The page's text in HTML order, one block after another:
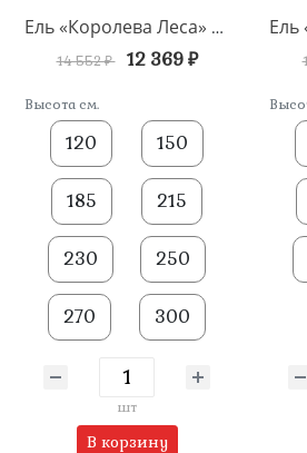
Ель «Королева Леса» напольная
14 552 ₽ 12 369 ₽
Высота см.
120 150
185 215
230 250
270 300
шт
В корзину